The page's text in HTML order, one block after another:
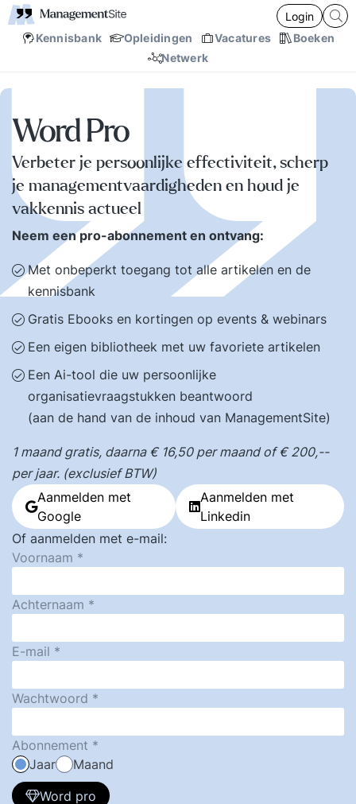
Kennisbank Opleidingen Vacatures
Boeken
Netwerk
Login
Word Pro
Verbeter je persoonlijke effectiviteit, scherp
je managementvaardigheden en houd je
vakkennis actueel
Neem een pro-abonnement en ontvang:
Met onbeperkt toegang tot alle artikelen en de
kennisbank
Gratis Ebooks en kortingen op events & webinars
Een eigen bibliotheek met uw favoriete artikelen
Een Ai-tool die uw persoonlijke
organisatievraagstukken beantwoord
(aan de hand van de inhoud van ManagementSite)
1 maand gratis, daarna € 16,50 per maand of € 200,--
per jaar. (exclusief BTW)
Aanmelden met
Google
Aanmelden met
Linkedin
Of aanmelden met e-mail:
Voornaam
Achternaam
E-mail
Wachtwoord
Abonnement
Jaar
Maand
Word pro